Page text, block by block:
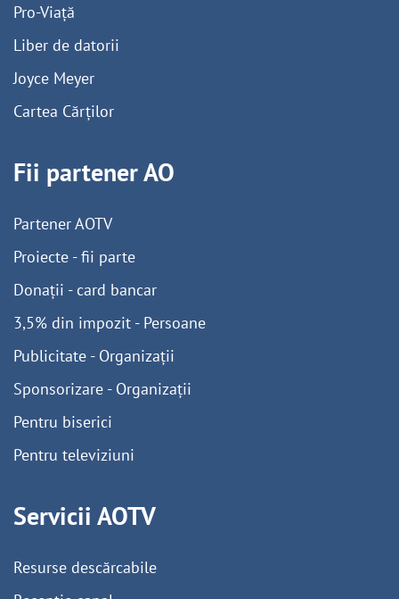
Pro-Viață
Liber de datorii
Joyce Meyer
Cartea Cărților
Fii partener AO
Partener AOTV
Proiecte - fii parte
Donații - card bancar
3,5% din impozit - Persoane
Publicitate - Organizații
Sponsorizare - Organizații
Pentru biserici
Pentru televiziuni
Servicii AOTV
Resurse descărcabile